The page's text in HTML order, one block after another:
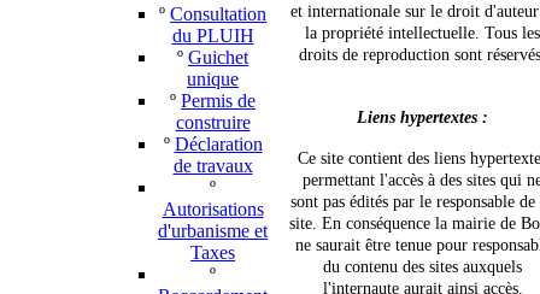
º Consultation
du PLUIH
º Guichet
unique
º Permis de
construire
º Déclaration
de travaux
º
Autorisations
d'urbanisme et
Taxes
º
et internationale sur le droit
la propriété intellectuelle. Tous les
droits de reproduction sont
Liens hypertextes :
Ce site contient des liens
permettant l'accès à des sites qui
sont pas édités par le responsable de
site. En conséquence la mairie de
ne saurait être tenue pour
du contenu des sites auxquels
l'internaute aurait ainsi accès.